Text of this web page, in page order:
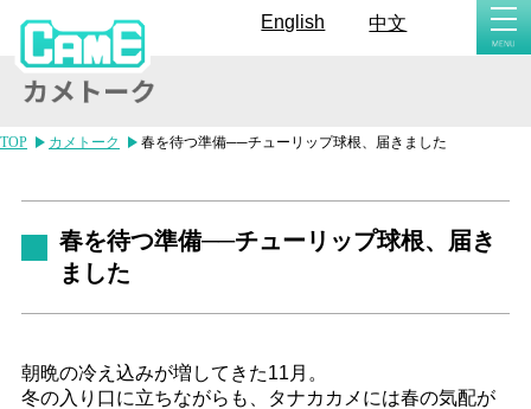
中文
English
TOP カメトーク 春を待つ準備──チューリップ球根、届きました
春を待つ準備──チューリップ球根、届き
ました
朝晩の冷え込みが増してきた11月。
冬の入り口に立ちながらも、タナカカメには春の気配が